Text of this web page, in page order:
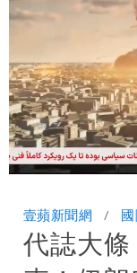
聲押？
慈濟買
很多謹
抄襲造
「攏係
Unmute
壹蘋新聞網
代誌大